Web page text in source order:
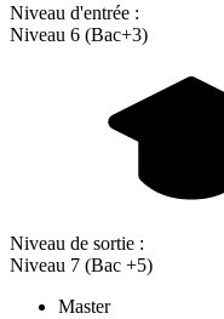
Niveau d'entrée :
Niveau 6 (Bac+3)
Niveau de sortie :
Niveau 7 (Bac +5)
Master